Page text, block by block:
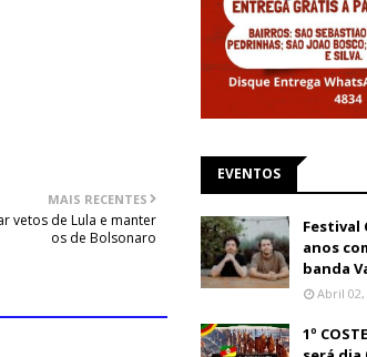
MAIS RECENTES
vetos de Lula e manter
os de Bolsonaro
EVENTOS
Festival
anos
banda
Abril 02,
1º